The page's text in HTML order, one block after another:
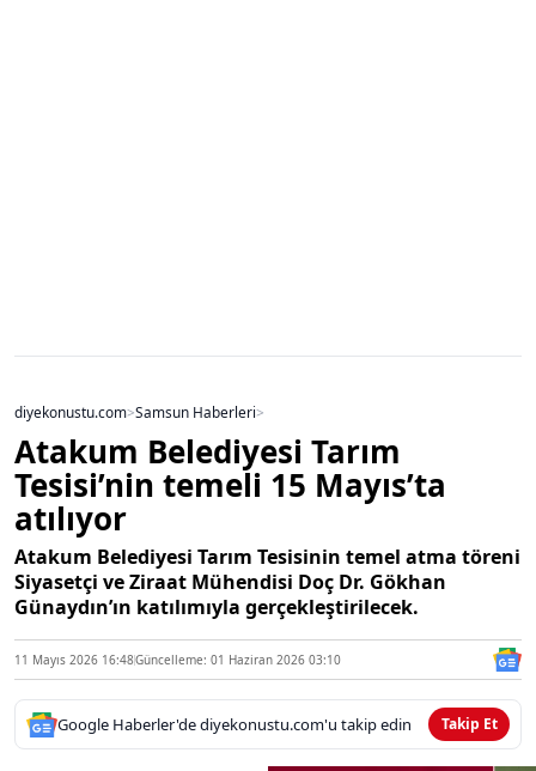
diyekonustu.com>Samsun Haberleri>
Atakum Belediyesi Tarım
Tesisi’nin temeli 15 Mayıs’ta
atılıyor
Atakum Belediyesi Tarım Tesisinin temel atma töreni
Siyasetçi ve Ziraat Mühendisi Doç Dr. Gökhan
Günaydın’ın katılımıyla gerçekleştirilecek.
11 Mayıs 2026 16:48Güncelleme: 01 Haziran 2026 03:10
Google Haberler'de diyekonustu.com'u takip edin Takip Et